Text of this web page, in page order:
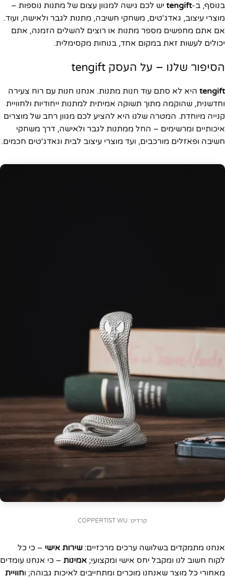
בנוסף, ב-tengift יש לכם גישה למגוון עצום של מתנות נוספות –
מוצרי עיצוב, גאדג'טים, משחקי חשיבה, מתנות לגבר ולאישה, ועוד.
אם אתם מחפשים מספר מתנות או רוצים להשלים הזמנה, אתם
יכולים לעשות זאת במקום אחד, בנוחות מקסימלית.
הסיפור שלנו – על העסק tengift
tengift היא לא סתם עוד חנות מתנות. אנחנו חנות עם רוח צעירה
וחדשנית, שהוקמה מתוך תשוקה אמיתית למתנות ייחודיות ולחוויית
קנייה מיוחדת. המטרה שלנו היא להציע לכם מגוון רחב של מוצרים
איכותיים ומרשימים – החל ממתנות לגבר ולאישה, דרך משחקי
חשיבה ופאזלים מורכבים, ועד מוצרי עיצוב לבית וגאדג'טים חכמים.
קרדיט: COPPERTIST WU
אנחנו מתמקדים בשלושה ערכים מרכזיים: שירות אישי – כי כל
לקוח חשוב לנו ומקבל יחס אישי ומקצועי; אמינות – כי אנחנו עומדים
מאחורי כל מוצר שאנחנו מוכרים ומתחייבים לאיכות גבוהה; וחוויית